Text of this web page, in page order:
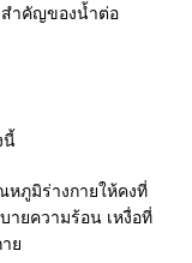
ำคัญของน้ำต่อ
นี้
ภูมิร่างกายให้คงที่
ายความร้อน เหงื่อที่
ย